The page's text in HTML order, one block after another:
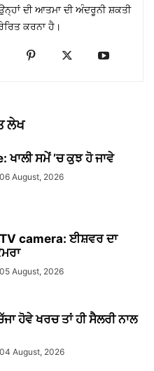
ਦੀ ਆਤਮਾ ਦੀ ਅੰਦਰੂਨੀ ਸ਼ਕਤੀ
ਕਰਨਾ ਹੈ।
ਲੇਖ
ਖਾਲੀ ਸਮੇਂ ’ਚ ਕੁਝ ਹੋ ਜਾਵੇ
06 August, 2026
camera: ਈਸ਼ਵਰ ਦਾ
05 August, 2026
ਹੋਵੇ ਖਰਚ ਤਾਂ ਹੀ ਸੈਲਰੀ ਨਾਲ
04 August, 2026